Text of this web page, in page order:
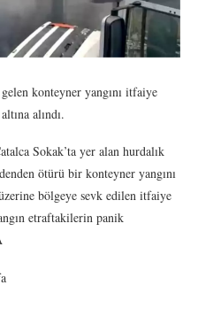
konteyner yangını itfaiye
alındı.
Sokak’ta yer alan hurdalık
ötürü bir konteyner yangını
bölgeye sevk edilen itfaiye
etraftakilerin panik